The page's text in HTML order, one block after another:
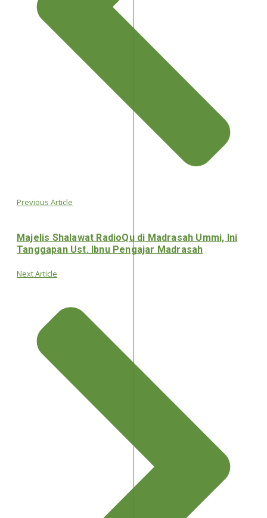
Previous Article
Majelis Shalawat RadioQu di Madrasah Ummi, Ini
Tanggapan Ust. Ibnu Pengajar Madrasah
Next Article